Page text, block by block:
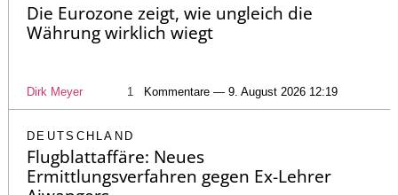
Die Eurozone zeigt, wie ungleich die
Währung wirklich wiegt
Dirk Meyer 1 Kommentare — 9. August 2026 12:19
DEUTSCHLAND
Flugblattaffäre: Neues
Ermittlungsverfahren gegen Ex-Lehrer